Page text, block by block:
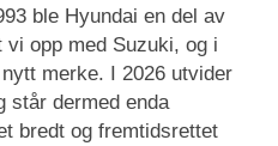
ble Hyundai en del av
opp med Suzuki, og i
merke. I 2026 utvider
står dermed enda
bredt og fremtidsrettet